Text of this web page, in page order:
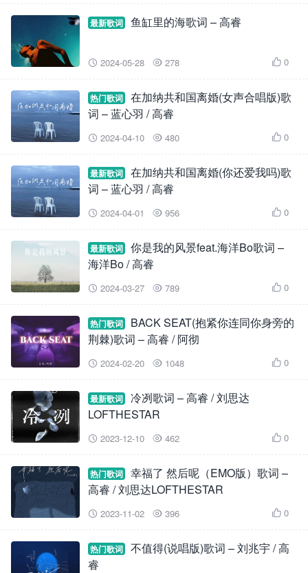
最新歌词 鱼缸里的海歌词 – 高睿
 2024-05-28  278  0
热门歌词
在加纳共和国离婚(女声合唱版)歌
词 – 蓝心羽 / 高睿
 2024-04-10  480  0
最新歌词
在加纳共和国离婚(你还爱我吗)歌
词 – 蓝心羽 / 高睿
 2024-04-01  956  0
最新歌词
你是我的风景feat.海洋Bo歌词 –
海洋Bo / 高睿
 2024-03-27  789  0
热门歌词
BACK SEAT(抱紧你连同你身旁的
荆棘)歌词 – 高睿 / 阿彻
 2024-02-20  1048  0
最新歌词
冷冽歌词 – 高睿 / 刘思达
LOFTHESTAR
 2023-12-10  462  0
热门歌词
幸福了 然后呢（EMO版）歌词 –
高睿 / 刘思达LOFTHESTAR
 2023-11-02  396  0
热门歌词
不值得(说唱版)歌词 – 刘兆宇 / 高
睿